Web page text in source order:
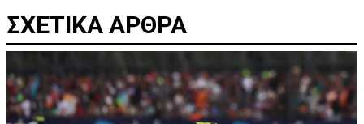
ΣΧΕΤΙΚΑ ΑΡΘΡΑ